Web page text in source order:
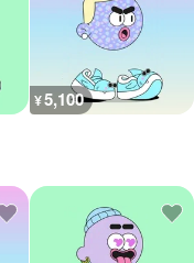
¥5,100